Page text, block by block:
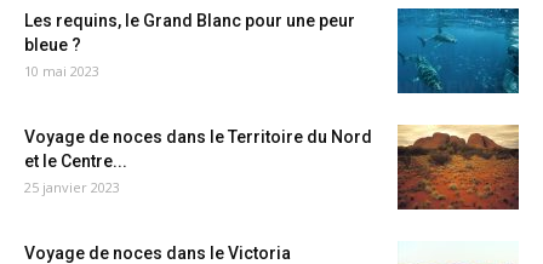
Les requins, le Grand Blanc pour une peur
bleue ?
10 mai 2023
Voyage de noces dans le Territoire du Nord
et le Centre...
25 janvier 2023
Voyage de noces dans le Victoria